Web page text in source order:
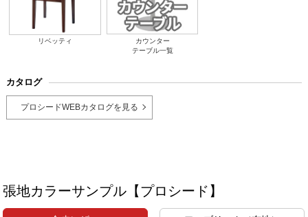
リベッティ
カウンター
テーブル一覧
カタログ
プロシードWEBカタログを見る